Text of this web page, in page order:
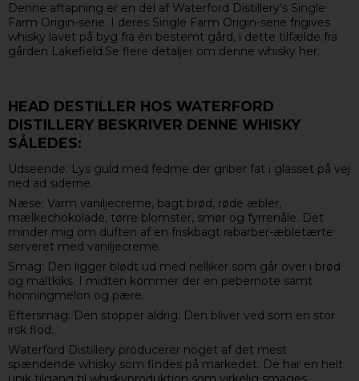
Denne aftapning er en del af Waterford Distillery’s Single
Farm Origin-serie. I deres Single Farm Origin-serie frigives
whisky lavet på byg fra én bestemt gård, i dette tilfælde fra
gården Lakefield.Se flere detaljer om denne whisky her.
HEAD DESTILLER HOS WATERFORD
DISTILLERY BESKRIVER DENNE WHISKY
SÅLEDES:
Udseende: Lys guld med fedme der griber fat i glasset på vej
ned ad siderne.
Næse: Varm vaniljecreme, bagt brød, røde æbler,
mælkechokolade, tørre blomster, smør og fyrrenåle. Det
minder mig om duften af en friskbagt rabarber-æbletærte
serveret med vaniljecreme.
Smag: Den ligger blødt ud med nelliker som går over i brød
og maltkiks. I midten kommer der en pebernote samt
honningmelon og pære.
Eftersmag: Den stopper aldrig. Den bliver ved som en stor
irsk flod.
Waterford Distillery producerer noget af det mest
spændende whisky som findes på markedet. De har en helt